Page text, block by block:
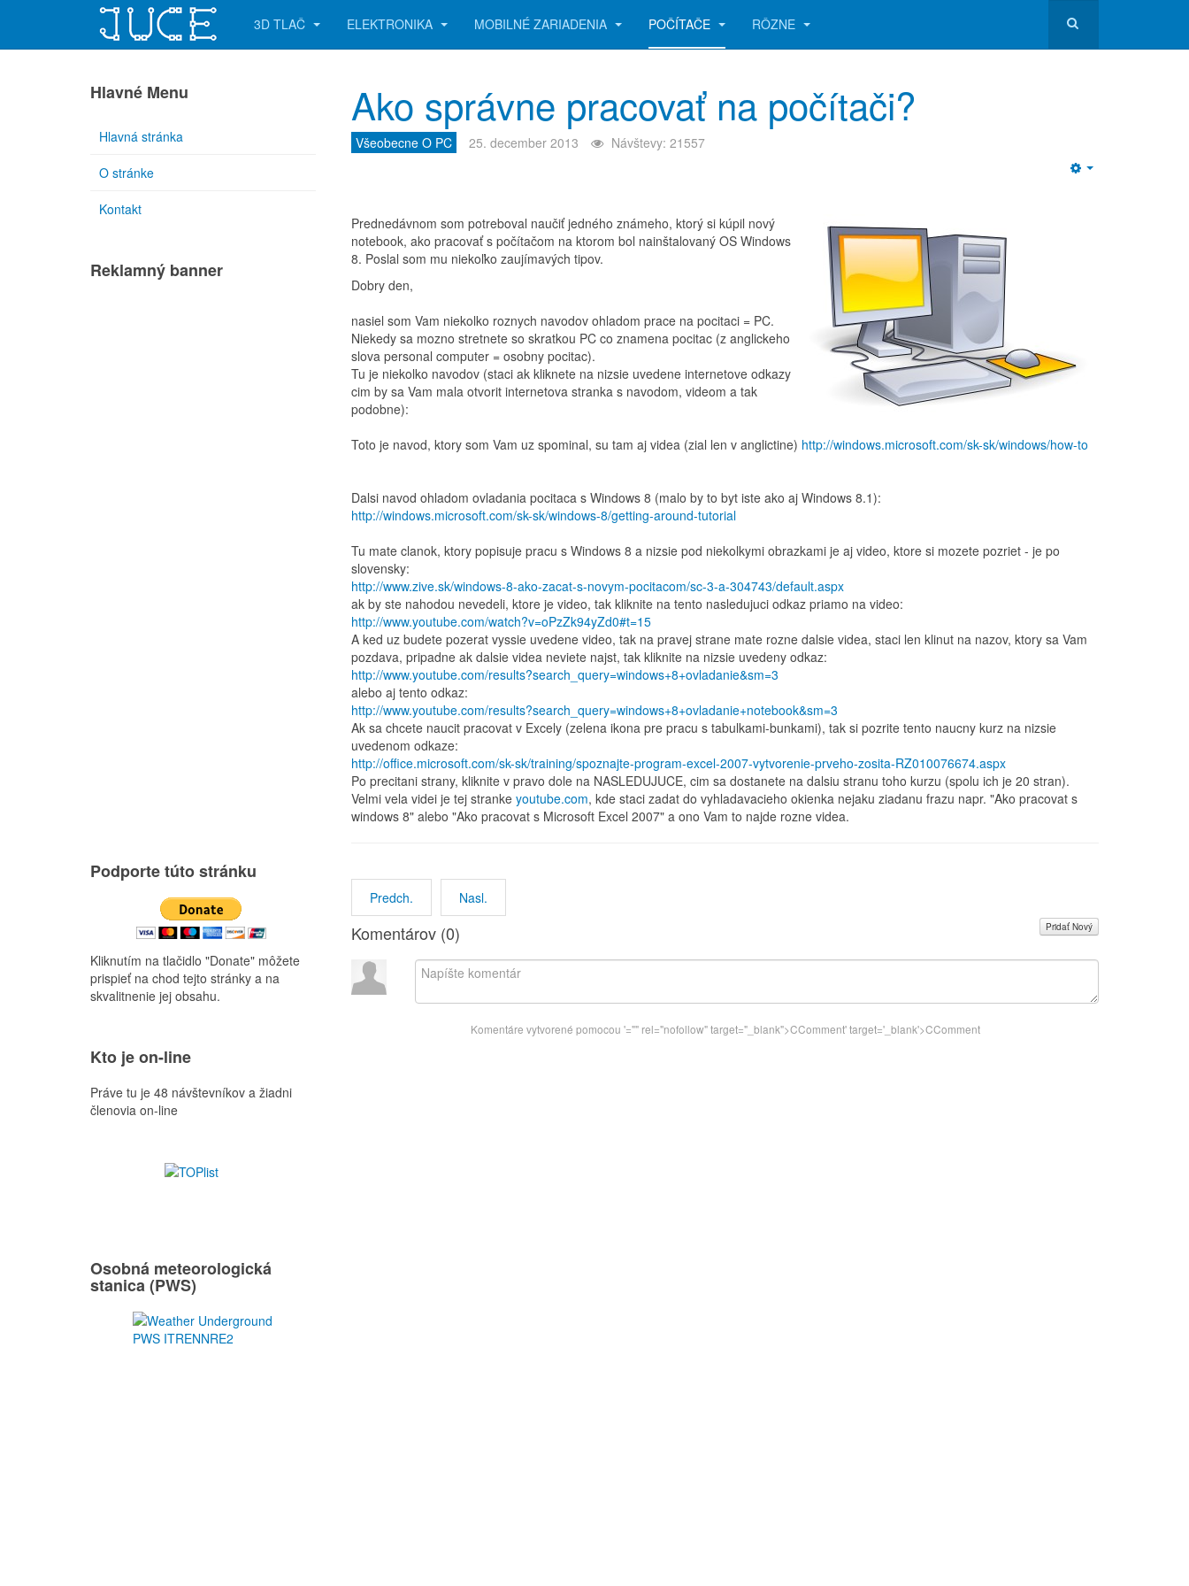
3D TLAČ ELEKTRONIKA MOBILNÉ ZARIADENIA POČÍTAČE RÔZNE
Ako správne pracovať na počítači?
Všeobecne O PC 25. december 2013 Návštevy: 21557
Prednedávnom som potreboval naučiť jedného známeho, ktorý si kúpil nový
notebook, ako pracovať s počítačom na ktorom bol nainštalovaný OS Windows
8. Poslal som mu niekoľko zaujímavých tipov.
Dobry den,
nasiel som Vam niekolko roznych navodov ohladom prace na pocitaci = PC.
Niekedy sa mozno stretnete so skratkou PC co znamena pocitac (z anglickeho
slova personal computer = osobny pocitac).
Tu je niekolko navodov (staci ak kliknete na nizsie uvedene internetove odkazy
cim by sa Vam mala otvorit internetova stranka s navodom, videom a tak
podobne):
Toto je navod, ktory som Vam uz spominal, su tam aj videa (zial len v anglictine) http://windows.microsoft.com/sk-sk/windows/how-to
Dalsi navod ohladom ovladania pocitaca s Windows 8 (malo by to byt iste ako aj Windows 8.1):
http://windows.microsoft.com/sk-sk/windows-8/getting-around-tutorial
Tu mate clanok, ktory popisuje pracu s Windows 8 a nizsie pod niekolkymi obrazkami je aj video, ktore si mozete pozriet - je po
slovensky:
http://www.zive.sk/windows-8-ako-zacat-s-novym-pocitacom/sc-3-a-304743/default.aspx
ak by ste nahodou nevedeli, ktore je video, tak kliknite na tento nasledujuci odkaz priamo na video:
http://www.youtube.com/watch?v=oPzZk94yZd0#t=15
A ked uz budete pozerat vyssie uvedene video, tak na pravej strane mate rozne dalsie videa, staci len klinut na nazov, ktory sa Vam
pozdava, pripadne ak dalsie videa neviete najst, tak kliknite na nizsie uvedeny odkaz:
http://www.youtube.com/results?search_query=windows+8+ovladanie&sm=3
alebo aj tento odkaz:
http://www.youtube.com/results?search_query=windows+8+ovladanie+notebook&sm=3
Ak sa chcete naucit pracovat v Excely (zelena ikona pre pracu s tabulkami-bunkami), tak si pozrite tento naucny kurz na nizsie
uvedenom odkaze:
http://office.microsoft.com/sk-sk/training/spoznajte-program-excel-2007-vytvorenie-prveho-zosita-RZ010076674.aspx
Po precitani strany, kliknite v pravo dole na NASLEDUJUCE, cim sa dostanete na dalsiu stranu toho kurzu (spolu ich je 20 stran).
Velmi vela videi je tej stranke youtube.com, kde staci zadat do vyhladavacieho okienka nejaku ziadanu frazu napr. "Ako pracovat s
windows 8" alebo "Ako pracovat s Microsoft Excel 2007" a ono Vam to najde rozne videa.
Predch. Nasl.
Komentárov (0) Pridať Nový
Komentáre vytvorené pomocou '="" rel="nofollow" target="_blank">CComment' target='_blank'>CComment
Hlavné Menu
Hlavná stránka
O stránke
Kontakt
Reklamný banner
Podporte túto stránku
Kliknutím na tlačidlo "Donate" môžete
prispieť na chod tejto stránky a na
skvalitnenie jej obsahu.
Kto je on-line
Práve tu je 48 návštevníkov a žiadni
členovia on-line
Osobná meteorologická
stanica (PWS)